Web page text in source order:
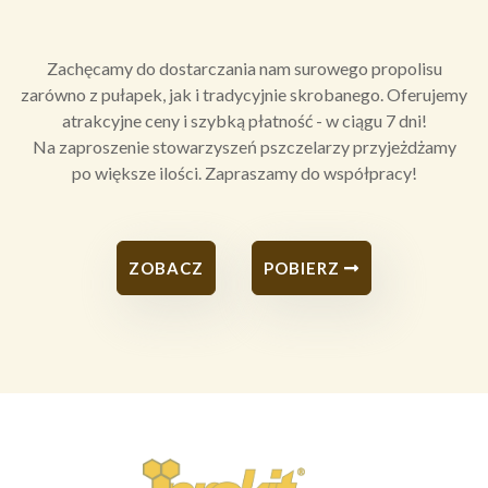
Zachęcamy do dostarczania nam surowego propolisu
zarówno z pułapek, jak i tradycyjnie skrobanego. Oferujemy
atrakcyjne ceny i szybką płatność - w ciągu 7 dni!
Na zaproszenie stowarzyszeń pszczelarzy przyjeżdżamy
po większe ilości. Zapraszamy do współpracy!
ZOBACZ POBIERZ